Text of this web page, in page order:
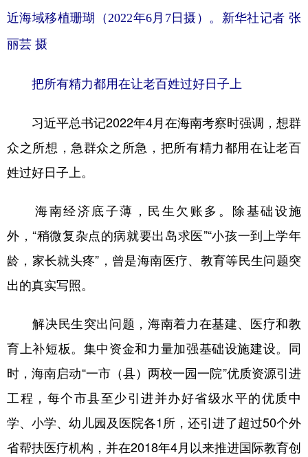
近海域移植珊瑚（2022年6月7日摄）。新华社记者 张
丽芸 摄
把所有精力都用在让老百姓过好日子上
习近平总书记2022年4月在海南考察时强调，想群
众之所想，急群众之所急，把所有精力都用在让老百
姓过好日子上。
海南经济底子薄，民生欠账多。除基础设施
外，“稍微复杂点的病就要出岛求医”“小孩一到上学年
龄，家长就头疼”，曾是海南医疗、教育等民生问题突
出的真实写照。
解决民生突出问题，海南着力在基建、医疗和教
育上补短板。集中资金和力量加强基础设施建设。同
时，海南启动“一市（县）两校一园一院”优质资源引进
工程，每个市县至少引进并办好省级水平的优质中
学、小学、幼儿园及医院各1所，还引进了超过50个外
省帮扶医疗机构，并在2018年4月以来推进国际教育创